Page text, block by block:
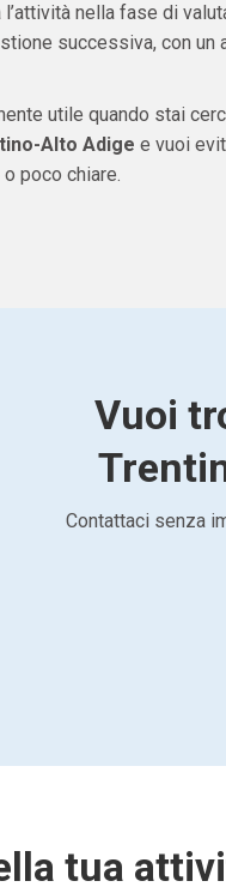
l’attività nella fase di
successiva, con un
utile quando stai
Alto Adige e vuoi
poco chiare.
Vuoi
Contattaci senza
tua